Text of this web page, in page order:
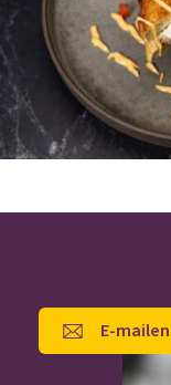
E-mailen